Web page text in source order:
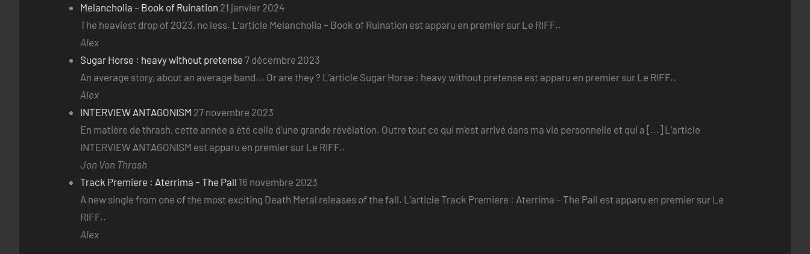
Melancholia – Book of Ruination 21 janvier 2024
The heaviest drop of 2023, no less. L’article Melancholia – Book of Ruination est apparu en premier sur Le RIFF..
Alex
Sugar Horse : heavy without pretense 7 décembre 2023
An average story, about an average band... Or are they ? L’article Sugar Horse : heavy without pretense est apparu en premier sur Le RIFF..
Alex
INTERVIEW ANTAGONISM 27 novembre 2023
En matière de thrash, cette année a été celle d’une grande révélation. Outre tout ce qui m’est arrivé dans ma vie personnelle et qui a [...] L’article
INTERVIEW ANTAGONISM est apparu en premier sur Le RIFF..
Jon Von Thrash
Track Premiere : Aterrima – The Pall 16 novembre 2023
A new single from one of the most exciting Death Metal releases of the fall. L’article Track Premiere : Aterrima – The Pall est apparu en premier sur Le
RIFF..
Alex